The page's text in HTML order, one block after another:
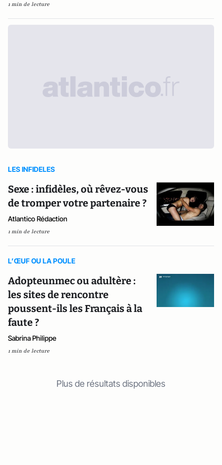
1 min de lecture
LES INFIDELES
Sexe : infidèles, où rêvez-vous
de tromper votre partenaire ?
Atlantico Rédaction
1 min de lecture
L’ŒUF OU LA POULE
Adopteunmec ou adultère :
les sites de rencontre
poussent-ils les Français à la
faute ?
Sabrina Philippe
1 min de lecture
Plus de résultats disponibles